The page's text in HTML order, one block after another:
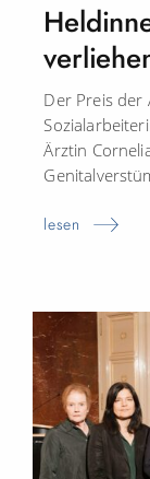
Der Preis der
Ärztin
lesen